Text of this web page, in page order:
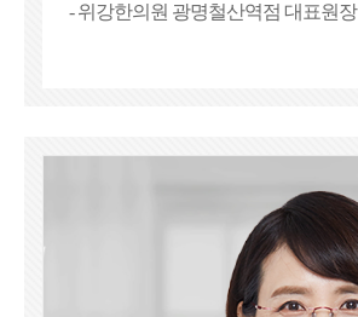
- 위강한의원 광명철산역점 대표원장